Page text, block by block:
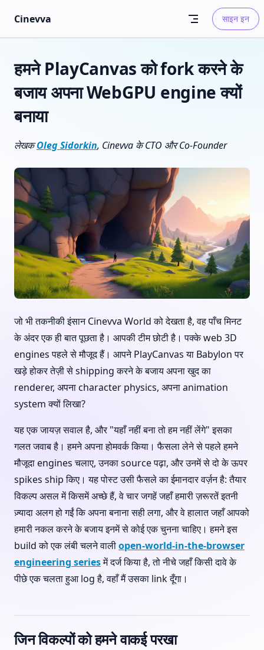
Skip to content
Cinevva साइन इन
हमने PlayCanvas को fork करने के
बजाय अपना WebGPU engine क्यों
बनाया
लेखकOleg Sidorkin, Cinevva के CTO और Co-Founder
जो भी तकनीकी इंसान Cinevva World को देखता है, वह पाँच मिनट
के अंदर एक ही बात पूछता है। आपकी टीम छोटी है। पक्के web 3D
engines पहले से मौजूद हैं। आपने PlayCanvas या Babylon पर
खड़े होकर तेज़ी से shipping करने के बजाय अपना खुद का
renderer, अपना character physics, अपना animation
system क्यों लिखा?
यह एक जायज़ सवाल है, और "यहाँ नहीं बना तो हम नहीं लेंगे" इसका
गलत जवाब है। हमने अपना होमवर्क किया। फैसला लेने से पहले हमने
मौजूदा engines चलाए, उनका source पढ़ा, और उनमें से दो के ऊपर
spikes ship किए। यह पोस्ट उसी फैसले का ईमानदार वर्ज़न है: तैयार
विकल्प असल में किसमें अच्छे हैं, वे चार जगहें जहाँ हमारी ज़रूरतें इतनी
ज़्यादा अलग हो गईं कि अपना बनाना सही लगा, और वे हालात जहाँ आपको
हमारी नकल करने के बजाय इनमें से कोई एक चुनना चाहिए। हमने इस
build को एक लंबी चलने वालीopen-world-in-the-browser
engineering seriesमें दर्ज किया है, तो नीचे जहाँ किसी दावे के
पीछे एक चलता हुआ log है, वहाँ मैं उसका link दूँगा।
जिन विकल्पों को हमने वाकई परखा